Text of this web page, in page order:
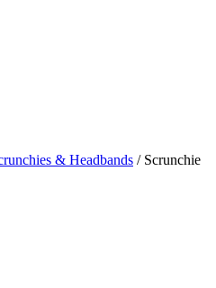
& Headbands / Scrunchie